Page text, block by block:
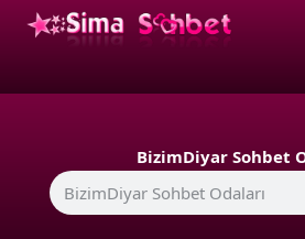
BizimDiyar Sohbet